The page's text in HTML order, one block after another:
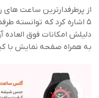
5 اشاره کرد که توانسته
دلیلش امکانات فوق
به همراه صفحه نمایش با